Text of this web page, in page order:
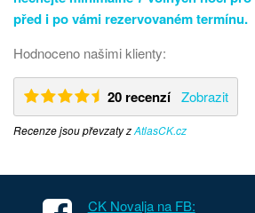
před i po vámi rezervovaném termínu.
Hodnoceno našimi klienty:
20 recenzí Zobrazit
Recenze jsou převzaty zAtlasCK.cz
CK Novalja na FB: